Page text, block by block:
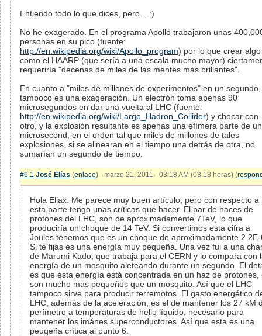
Entiendo todo lo que dices, pero... :)
No he exagerado. En el programa Apollo trabajaron unas
personas en su pico (fuente:
http://en.wikipedia.org/wiki/Apollo_program) por lo que crear algo
como el HAARP (que sería a una escala mucho mayor)
requeriría "decenas de miles de las mentes más brillantes".
En cuanto a "miles de millones de experimentos" en un segundo,
tampoco es una exageración. Un electrón toma apenas 90
microsegundos en dar una vuelta al LHC (fuente:
http://en.wikipedia.org/wiki/Large_Hadron_Collider) y chocar con
otro, y la explosión resultante es apenas una efímera parte de un
microsecond, en el orden tal que miles de millones de tales
explosiones, si se alinearan en el tiempo una detrás de otra, no
sumarían un segundo de tiempo.
#6.1 José Elías (enlace) - marzo 21, 2011 - 03:18 AM (03:18 horas) (
Hola Eliax. Me parece muy buen artículo, pero con respecto a
esta parte tengo unas críticas que hacer. El par de haces de
protones del LHC, son de aproximadamente 7TeV, lo que
produciría un choque de 14 TeV. Si convertimos esta cifra a
Joules tenemos que es un choque de aproximadamente
Si te fijas es una energía muy pequeña. Una vez fui a una
de Marumi Kado, que trabaja para el CERN y lo compara con
energía de un mosquito aleteando durante un segundo. El
es que esta energía está concentrada en un haz de protones,
son mucho mas pequeños que un mosquito. Así que el LHC
tampoco sirve para producir terremotos. El gasto energético
LHC, además de la aceleración, es el de mantener los 27 kM
perímetro a temperaturas de helio líquido, necesario para
mantener los imánes superconductores. Así que esta es una
peuqeña crítica al punto 6.